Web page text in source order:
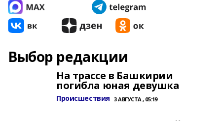
Выбор редакции
На трассе в Башкирии
погибла юная девушка
Происшествия 3 АВГУСТА , 05:19